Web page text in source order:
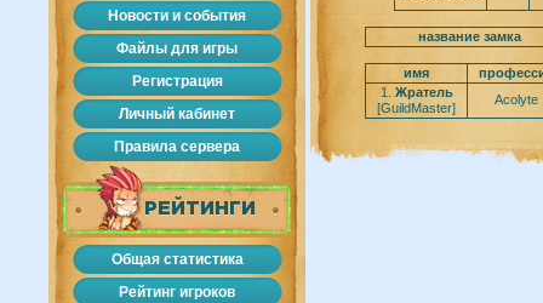
название замка
имя
1. Жратель
[GuildMaster]
Acolyte
Новости и события
Файлы для игры
Регистрация
Личный кабинет
Правила сервера
РЕЙТИНГИ
Общая статистика
Рейтинг игроков